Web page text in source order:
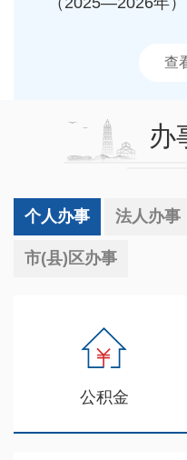
查
办
个人办事 法人办事
市(县)区办事
公积金